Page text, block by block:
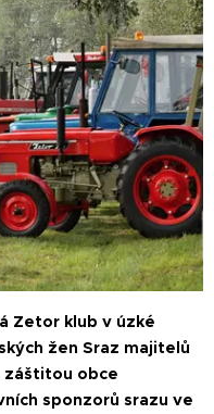
Zetor klub v úzké
žen Sraz majitelů
záštitou obce
sponzorů srazu ve